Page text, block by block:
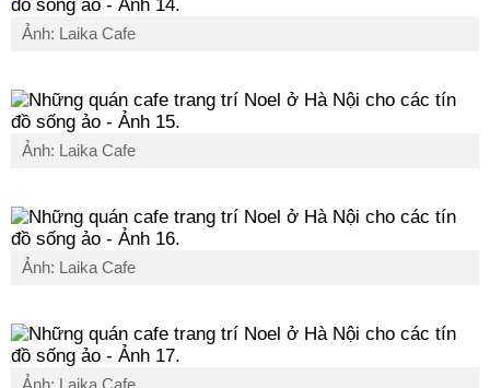
Ảnh: Laika Cafe
Ảnh: Laika Cafe
Ảnh: Laika Cafe
Ảnh: Laika Cafe